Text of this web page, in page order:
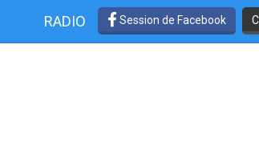
RADIO Session de Facebook